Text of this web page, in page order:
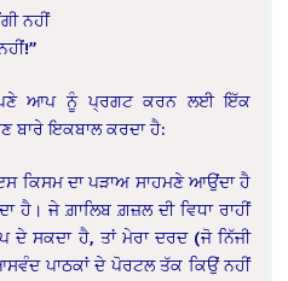
ਨਹੀਂ
ਆਪ ਨੂੰ ਪ੍ਰਗਟ ਕਰਨ ਲਈ ਇੱਕ
ਬਾਰੇ ਇਕਬਾਲ ਕਰਦਾ ਹੈ:
ਕਿਸਮ ਦਾ ਪੜਾਅ ਸਾਹਮਣੇ ਆਉਂਦਾ ਹੈ
ਹੈ। ਜੇ ਗ਼ਾਲਿਬ ਗ਼ਜ਼ਲ ਦੀ ਵਿਧਾ ਰਾਹੀਂ
ਸਕਦਾ ਹੈ, ਤਾਂ ਮੇਰਾ ਦਰਦ (ਜੋ ਨਿੱਜੀ
ਪਾਠਕਾਂ ਦੇ ਪੋਰਟਲ ਤੱਕ ਕਿਉਂ ਨਹੀਂ